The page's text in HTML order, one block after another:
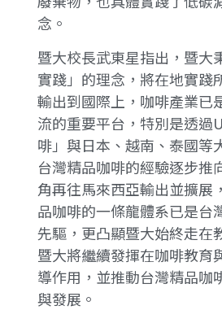
念。
暨大校長武東星指出，暨大
實踐」的理念，將在地實踐
輸出到國際上，咖啡產業已
流的重要平台，特別是透過
啡」與日本、越南、泰國等
台灣精品咖啡的經驗逐步推
角再往馬來西亞輸出並擴展
品咖啡的一條龍體系已是台
先驅，更凸顯暨大始終走在
暨大將繼續發揮在咖啡教育
導作用，並推動台灣精品咖
與發展。